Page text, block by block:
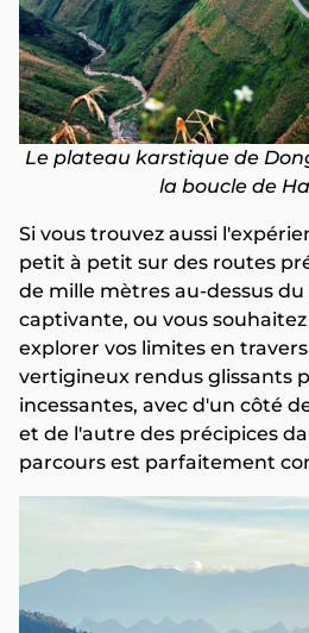
Le plateau karstique de
la boucle de
Si vous trouvez aussi
petit à petit sur des routes
de mille mètres au-dessus
captivante, ou vous
explorer vos limites en
vertigineux rendus glissants
incessantes, avec d'un côté
et de l'autre des précipices
parcours est parfaitement